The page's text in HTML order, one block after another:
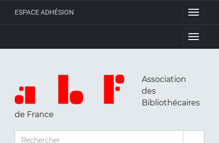
Toggle
ESPACE ADHÉSION
Toggle
Association
des
Bibliothécaires
de France
RECHERCHER